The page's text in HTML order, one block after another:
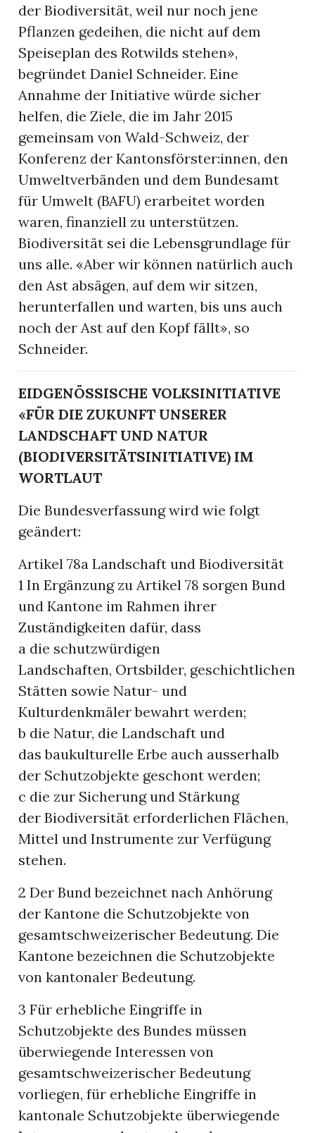
der Biodiversität, weil nur noch jene
Pflanzen gedeihen, die nicht auf dem
Speiseplan des Rotwilds stehen»,
begründet Daniel Schneider. Eine
Annahme der Initiative würde sicher
helfen, die Ziele, die im Jahr 2015
gemeinsam von Wald-Schweiz, der
Konferenz der Kantonsförster:innen, den
Umweltverbänden und dem Bundesamt
für Umwelt (BAFU) erarbeitet worden
waren, finanziell zu unterstützen.
Biodiversität sei die Lebensgrundlage für
uns alle. «Aber wir können natürlich auch
den Ast absägen, auf dem wir sitzen,
herunterfallen und warten, bis uns auch
noch der Ast auf den Kopf fällt», so
Schneider.
EIDGENÖSSISCHE VOLKSINITIATIVE
«FÜR DIE ZUKUNFT UNSERER
LANDSCHAFT UND NATUR
(BIODIVERSITÄTSINITIATIVE) IM
WORTLAUT
Die Bundesverfassung wird wie folgt
geändert:
Artikel 78a Landschaft und Biodiversität
1 In Ergänzung zu Artikel 78 sorgen Bund
und Kantone im Rahmen ihrer
Zuständigkeiten dafür, dass
a die schutzwürdigen
Landschaften, Ortsbilder, geschichtlichen
Stätten sowie Natur- und
Kulturdenkmäler bewahrt werden;
b die Natur, die Landschaft und
das baukulturelle Erbe auch ausserhalb
der Schutzobjekte geschont werden;
c die zur Sicherung und Stärkung
der Biodiversität erforderlichen Flächen,
Mittel und Instrumente zur Verfügung
stehen.
2 Der Bund bezeichnet nach Anhörung
der Kantone die Schutzobjekte von
gesamtschweizerischer Bedeutung. Die
Kantone bezeichnen die Schutzobjekte
von kantonaler Bedeutung.
3 Für erhebliche Eingriffe in
Schutzobjekte des Bundes müssen
überwiegende Interessen von
gesamtschweizerischer Bedeutung
vorliegen, für erhebliche Eingriffe in
kantonale Schutzobjekte überwiegende